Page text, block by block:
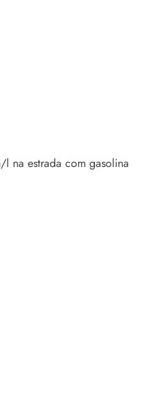
na estrada com gasolina